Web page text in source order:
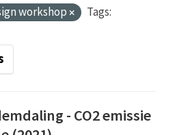
workshop
Tags:
- CO2 emissie